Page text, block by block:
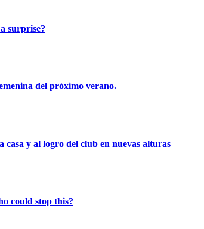
surprise?
del próximo verano.
y al logro del club en nuevas alturas
could stop this?